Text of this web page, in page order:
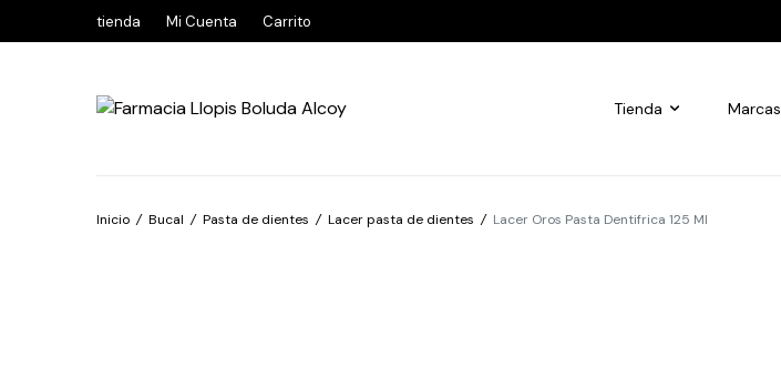
tienda Mi Cuenta Carrito
Tienda Marcas
Inicio / Bucal / Pasta de dientes / Lacer pasta de dientes / Lacer Oros Pasta Dentifrica 125 Ml